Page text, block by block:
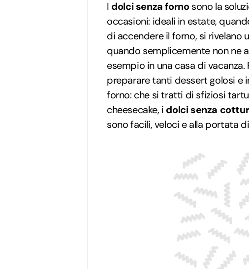
I dolci senza fornosono la
occasioni: ideali in estate,
di accendere il forno, si rivelano
quando semplicemente non ne
esempio in una casa di
preparare tanti dessert golosi e
forno: che si tratti di sfiziosi
cheesecake, i dolci senza
sono facili, veloci e alla portata